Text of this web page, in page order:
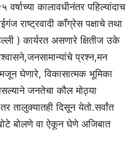
वर्षाच्या कालावधीनंतर पहिल्यांदाच
राष्ट्रवादी काँग्रेस पक्षाचे तथा
) कार्यरत असणारे क्षितीज उके
प्रश्न,मन
घेणारे, विकासात्मक भूमिका
जनतेचा कौल मोठ्या
तालुक्यातही दिसून येतो.सर्वांत
बोलणे वा ऐकून घेणे अजिबात